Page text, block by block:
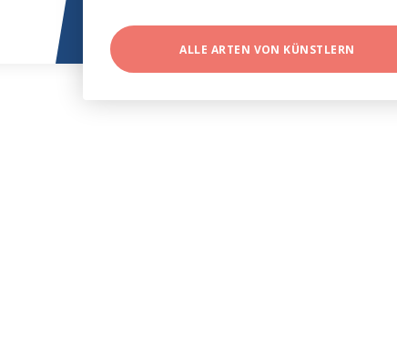
ALLE ARTEN VON KÜNSTLERN